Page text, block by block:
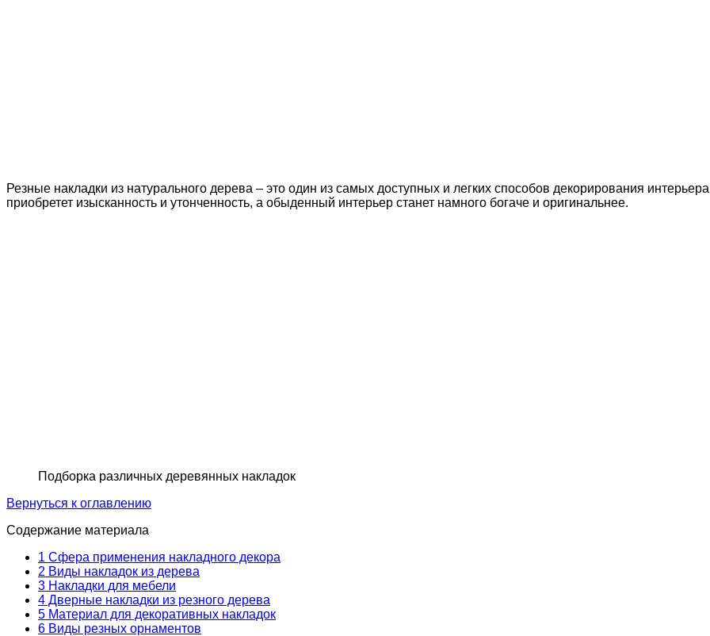
Резные накладки из натурального дерева – это один из самых доступных и легких способов декорирования
приобретет изысканность и утонченность, а обыденный интерьер станет намного богаче и оригинальнее.
Подборка различных деревянных накладок
Вернуться к оглавлению
Содержание материала
1 Сфера применения накладного декора
2 Виды накладок из дерева
3 Накладки для мебели
4 Дверные накладки из резного дерева
5 Материал для декоративных накладок
6 Виды резных орнаментов